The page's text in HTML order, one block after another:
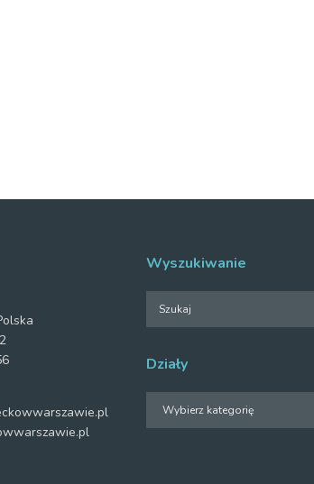
Wyszukiwanie
Działy